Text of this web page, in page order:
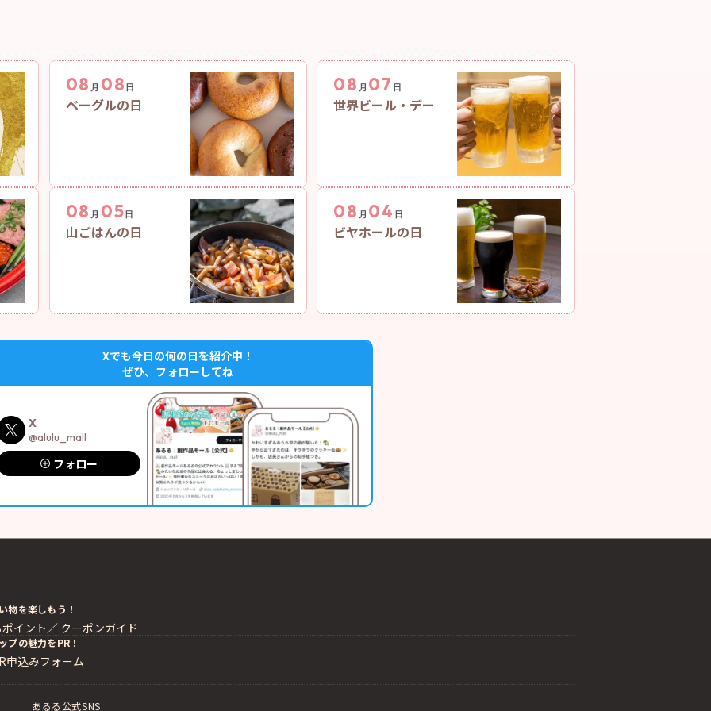
08 月 08 日
ベーグルの日
08 月 07 日
世界ビール・デー
08 月 05 日
山ごはんの日
08 月 04 日
ビヤホールの日
Xでも今日の何の日を紹介中！
ぜひ、フォローしてね
X
@alulu_mall
フォロー
物を楽しもう！
イント／ クーポンガイド
プの魅力をPR！
申込みフォーム
あるる公式SNS